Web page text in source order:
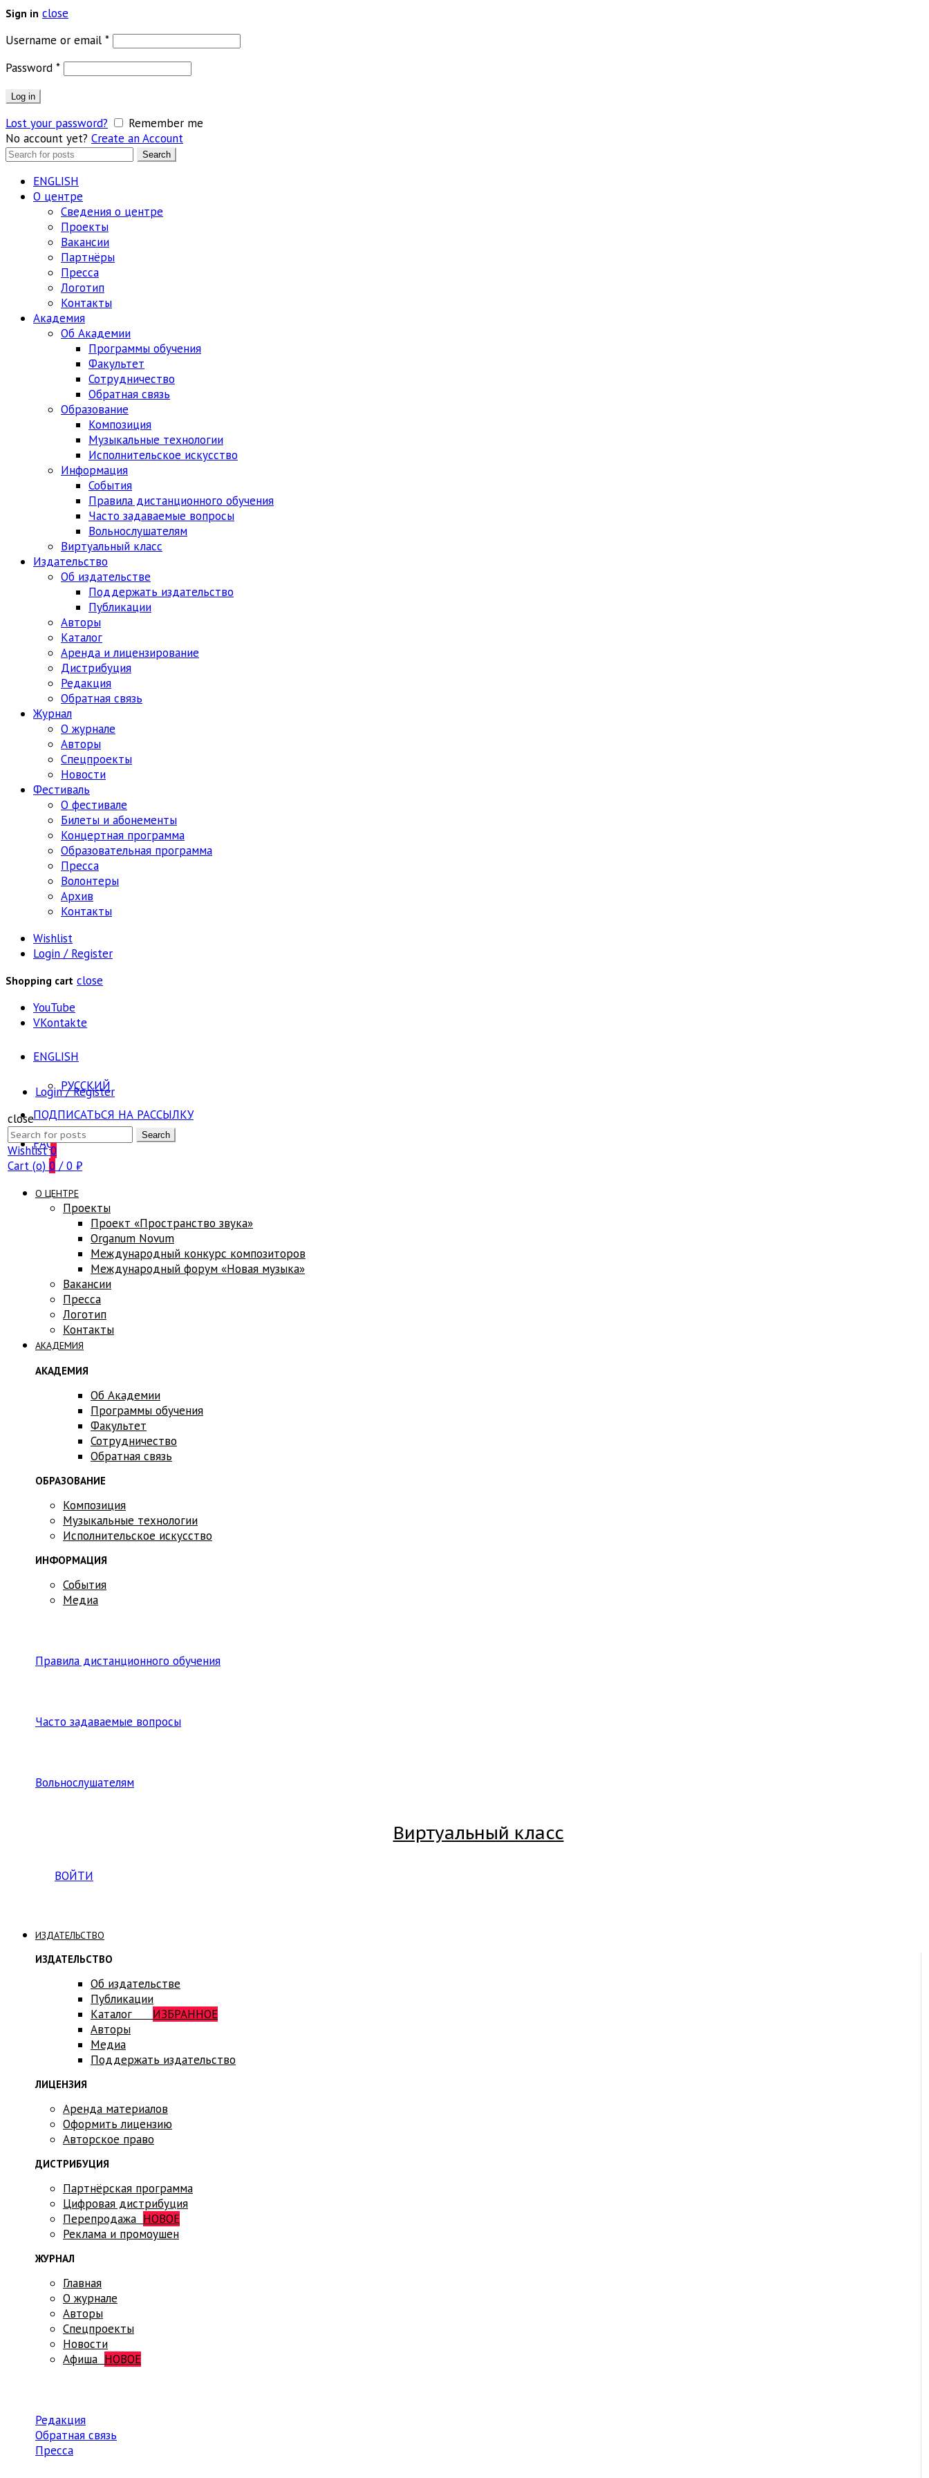
Sign in close
Username or email *Обязательно
Password *Обязательно
Log in
Lost your password?
Remember me
No account yet? Create an Account
Search
Search
ENGLISH
О центре
Сведения о центре
Проекты
Вакансии
Партнёры
Пресса
Логотип
Контакты
Академия
Об Академии
Программы обучения
Факультет
Сотрудничество
Обратная связь
Образование
Композиция
Музыкальные технологии
Исполнительское искусство
Информация
События
Правила дистанционного обучения
Часто задаваемые вопросы
Вольнослушателям
Виртуальный класс
Издательство
Об издательстве
Поддержать издательство
Публикации
Авторы
Каталог
Аренда и лицензирование
Дистрибуция
Редакция
Обратная связь
Журнал
О журнале
Авторы
Спецпроекты
Новости
Фестиваль
О фестивале
Билеты и абонементы
Концертная программа
Образовательная программа
Пресса
Волонтеры
Архив
Контакты
Wishlist
Login / Register
Shopping cart close
YouTube
VKontakte
ENGLISH
РУССКИЙ
ПОДПИСАТЬСЯ НА РАССЫЛКУ
FAQ
Login / Register
close
Search
for:
Search
Wishlist0
Cart (o) 0 / 0 ₽
О ЦЕНТРЕ
Проекты
Проект «Пространство звука»
Оrganum Novum
Международный конкурс композиторов
Международный форум «Новая музыка»
Вакансии
Пресса
Логотип
Контакты
АКАДЕМИЯ
АКАДЕМИЯ
Об Академии
Программы обучения
Факультет
Сотрудничество
Обратная связь
ОБРАЗОВАНИЕ
Композиция
Музыкальные технологии
Исполнительское искусство
ИНФОРМАЦИЯ
События
Медиа
Правила дистанционного обучения
Часто задаваемые вопросы
Вольнослушателям
Виртуальный класс
ВОЙТИ
ИЗДАТЕЛЬСТВО
ИЗДАТЕЛЬСТВО
Об издательстве
Публикации
Каталог ИЗБРАННОЕ
Авторы
Медиа
Поддержать издательство
ЛИЦЕНЗИЯ
Аренда материалов
Оформить лицензию
Авторское право
ДИСТРИБУЦИЯ
Партнёрская программа
Цифровая дистрибуция
Перепродажа НОВОЕ
Реклама и промоушен
ЖУРНАЛ
Главная
О журнале
Авторы
Спецпроекты
Новости
Афиша НОВОЕ
Редакция
Обратная связь
Пресса